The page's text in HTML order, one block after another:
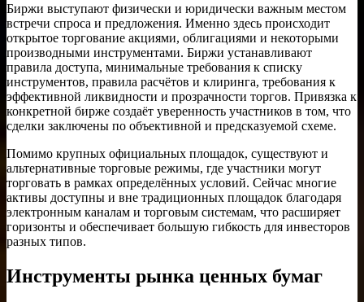
Биржи выступают физически и юридически важным местом
встречи спроса и предложения. Именно здесь происходит
открытое торгование акциями, облигациями и некоторыми
производными инструментами. Биржи устанавливают
правила доступа, минимальные требования к списку
инструментов, правила расчётов и клиринга, требования к
эффективной ликвидности и прозрачности торгов. Привязка к
конкретной бирже создаёт уверенность участников в том, что
сделки заключены по объективной и предсказуемой схеме.
Помимо крупных официальных площадок, существуют и
альтернативные торговые режимы, где участники могут
торговать в рамках определённых условий. Сейчас многие
активы доступны и вне традиционных площадок благодаря
электронным каналам и торговым системам, что расширяет
горизонты и обеспечивает большую гибкость для инвесторов
разных типов.
Инструменты рынка ценных бумаг